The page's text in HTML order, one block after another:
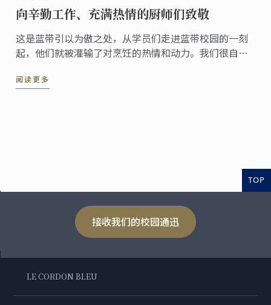
向辛勤工作、充满热情的厨师们致敬
这是蓝带引以为傲之处，从学员们走进蓝带校园的一刻
起，他们就被灌输了对烹饪的热情和动力。我们很自豪
进入餐饮行业。
阅读更多
TOP
接收我们的校园通迅
LE CORDON BLEU